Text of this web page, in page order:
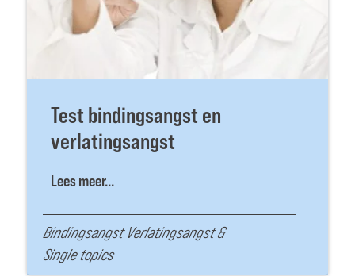
Test bindingsangst en
verlatingsangst
Lees meer...
Bindingsangst Verlatingsangst&
Single topics